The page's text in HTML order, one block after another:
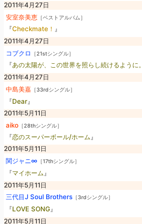
2011年4月27日
安室奈美恵 ［ベストアルバム］
『Checkmate！ 』
2011年4月27日
コブクロ
［21stシングル］
『あの太陽が、この世界を照らし続けるように。
2011年4月27日
中島美嘉 ［33rdシングル］
『Dear』
2011年5月11日
aiko ［28thシングル］
『恋のスーパーボール/ホーム 』
2011年5月11日
関ジャニ∞
［17thシングル］
『マイホーム 』
2011年5月11日
三代目J Soul Brothers ［3rdシングル］
『LOVE SONG』
2011年5月11日